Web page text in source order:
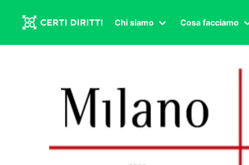
Chi siamo Cosa facciamo
Lavoro sessuale
Transnazionale